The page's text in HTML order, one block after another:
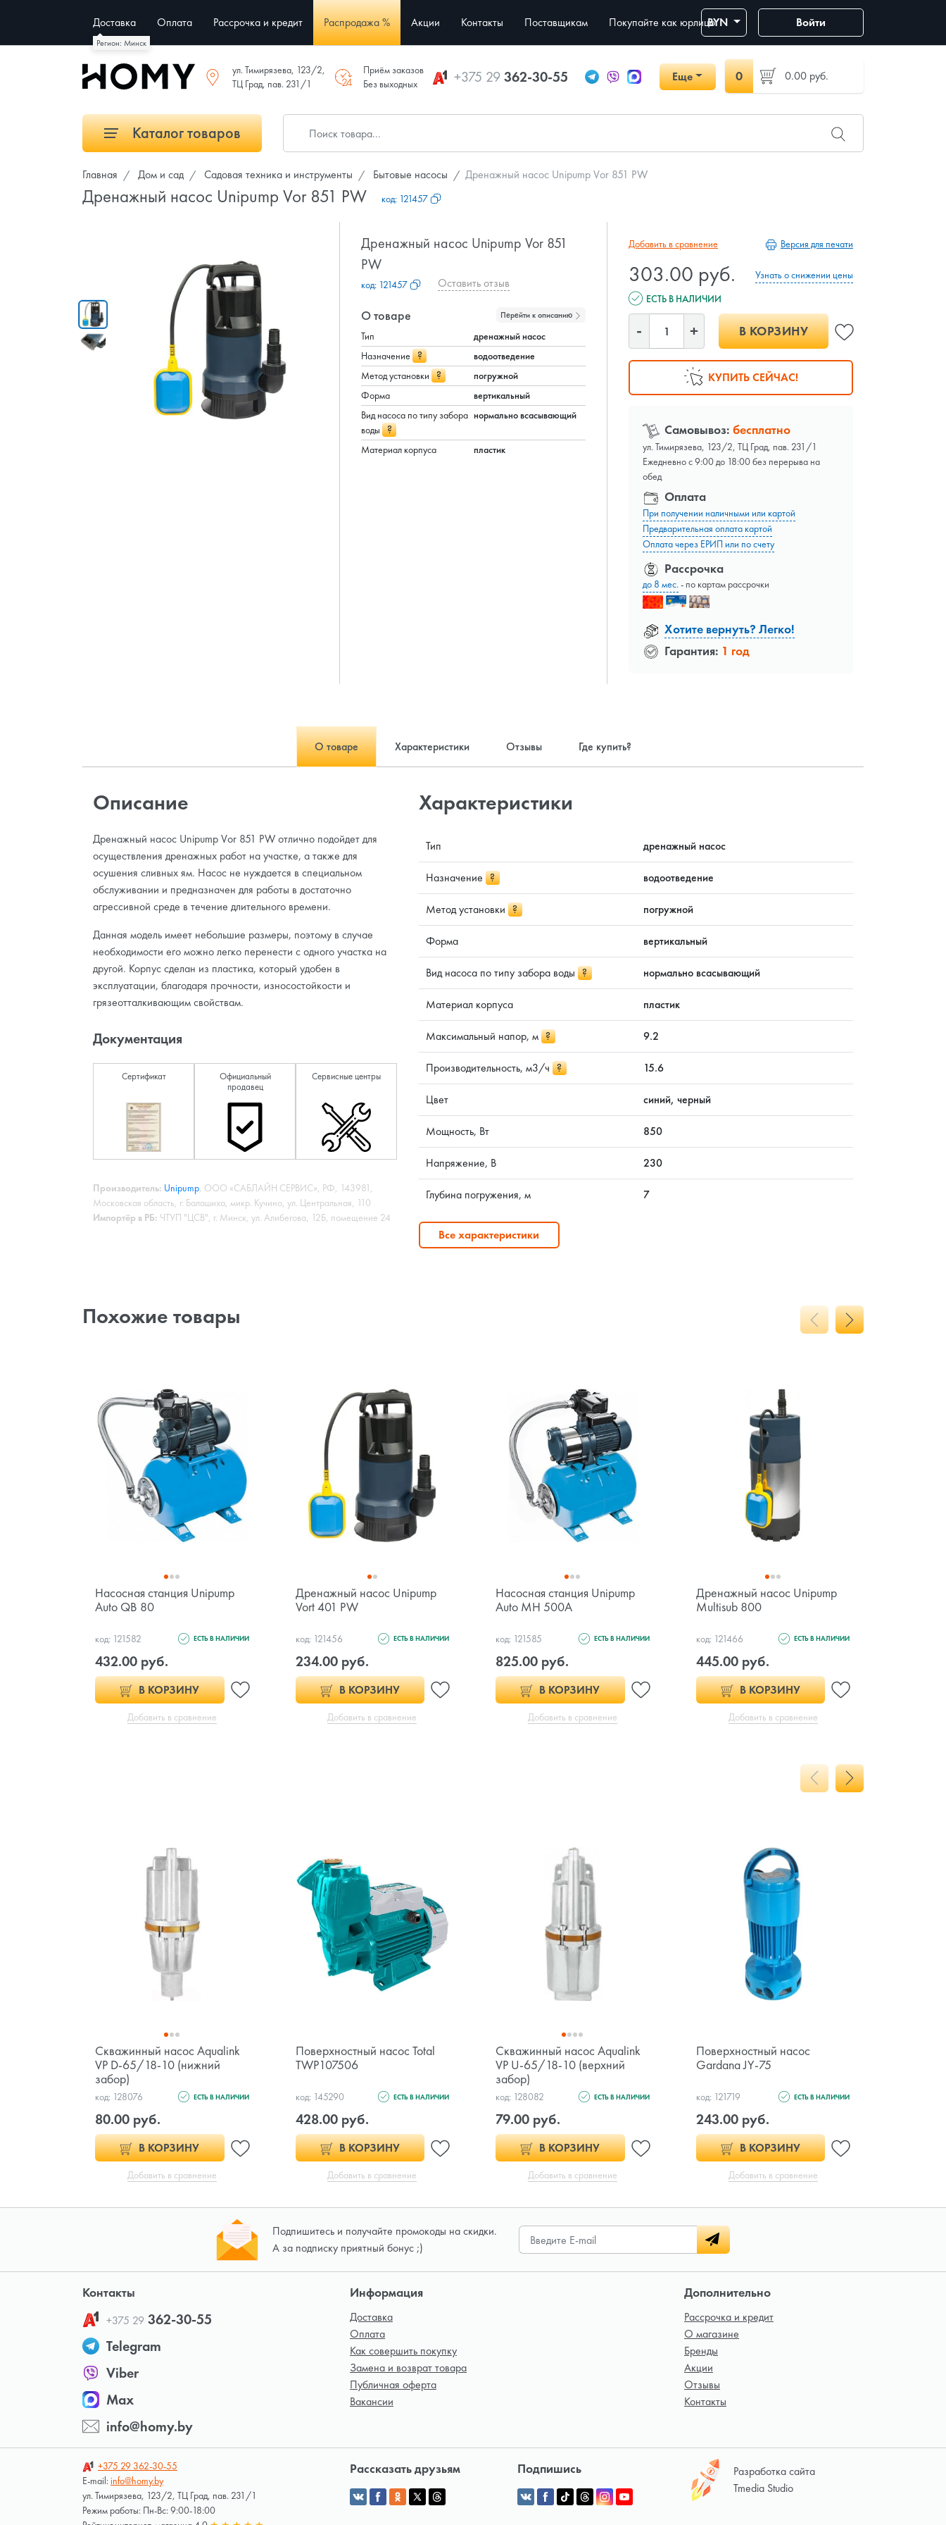
Регион: Минск
Доставка Оплата Рассрочка и кредит Распродажа % Акции Контакты Поставщикам Покупайте как юрлицоBYN Войти
ул. Тимирязева, 123/2,
ТЦ Град, пав. 231/1
Приём заказов
Без выходных
+375 29362-30-55 Еще 0 0.00 руб.
Каталог товаров
Главная Дом и сад Садовая техника и инструменты Бытовые насосы Дренажный насос Unipump Vor 851 PW
Дренажный насос Unipump Vor 851 PW код: 121457
Дренажный насос Unipump Vor 851
PW
код: 121457 Оставить отзыв
О товаре Перейти к описанию
Тип
дренажный насос
Назначение ?
водоотведение
Метод установки ?
погружной
Форма
вертикальный
Вид насоса по типу забора
воды ?
нормально всасывающий
Материал корпуса пластик
Добавить в сравнение Версия для печати
303.00 руб.
Узнать о снижении цены
ЕСТЬ В НАЛИЧИИ
В КОРЗИНУ
КУПИТЬ СЕЙЧАС!
Самовывоз: бесплатно
ул. Тимирязева, 123/2, ТЦ Град, пав. 231/1
Ежедневно с 9:00 до 18:00 без перерыва на
обед
Оплата
При получении наличными или картой
Предварительная оплата картой
Оплата через ЕРИП или по счету
Рассрочка
до 8 мес.- по картам рассрочки
Хотите вернуть? Легко!
Гарантия: 1 год
О товаре Характеристики Отзывы Где купить?
Описание
Дренажный насос Unipump Vor 851 PW отлично подойдет для
осуществления дренажных работ на участке, а также для
осушения сливных ям. Насос не нуждается в специальном
обслуживании и предназначен для работы в достаточно
агрессивной среде в течение длительного времени.
Данная модель имеет небольшие размеры, поэтому в случае
необходимости его можно легко перенести с одного участка на
другой. Корпус сделан из пластика, который удобен в
эксплуатации, благодаря прочности, износостойкости и
грязеотталкивающим свойствам.
Документация
Сертификат
Официальный
продавец
Сервисные центры
Производитель: Unipump, ООО «САБЛАЙН СЕРВИС», РФ, 143981,
Московская область, г. Балашиха, микр. Кучино, ул. Центральная, 110
Импортёр в РБ: ЧТУП "ЦСВ", г. Минск, ул. Алибегова, 12Б, помещение 24
Характеристики
Тип дренажный насос
Назначение ? водоотведение
Метод установки ? погружной
Форма вертикальный
Вид насоса по типу забора воды ? нормально всасывающий
Материал корпуса пластик
Максимальный напор, м ? 9.2
Производительность, м3/ч ? 15.6
Цвет синий, черный
Мощность, Вт 850
Напряжение, В 230
Глубина погружения, м 7
Все характеристики
Похожие товары
Насосная станция Unipump
Auto QB 80
код: 121582 ЕСТЬ В НАЛИЧИИ
432.00 руб.
В КОРЗИНУ
Добавить в сравнение
Дренажный насос Unipump
Vort 401 PW
код: 121456 ЕСТЬ В НАЛИЧИИ
234.00 руб.
В КОРЗИНУ
Добавить в сравнение
Насосная станция Unipump
Auto MH 500A
код: 121585 ЕСТЬ В НАЛИЧИИ
825.00 руб.
В КОРЗИНУ
Добавить в сравнение
Дренажный насос Unipump
Multisub 800
код: 121466 ЕСТЬ В НАЛИЧИИ
445.00 руб.
В КОРЗИНУ
Добавить в сравнение
Скважинный насос Aqualink
VP D-65/18-10 (нижний
забор)
код: 128076 ЕСТЬ В НАЛИЧИИ
80.00 руб.
В КОРЗИНУ
Добавить в сравнение
Поверхностный насос Total
TWP107506
код: 145290 ЕСТЬ В НАЛИЧИИ
428.00 руб.
В КОРЗИНУ
Добавить в сравнение
Скважинный насос Aqualink
VP U-65/18-10 (верхний
забор)
код: 128082 ЕСТЬ В НАЛИЧИИ
79.00 руб.
В КОРЗИНУ
Добавить в сравнение
Поверхностный насос
Gardana JY-75
код: 121719 ЕСТЬ В НАЛИЧИИ
243.00 руб.
В КОРЗИНУ
Добавить в сравнение
Подпишитесь и получайте промокоды на скидки.
А за подписку приятный бонус ;)
Контакты
+375 29 362-30-55
Telegram
Viber
Max
info@homy.by
Информация
Доставка
Оплата
Как совершить покупку
Замена и возврат товара
Публичная оферта
Вакансии
Дополнительно
Рассрочка и кредит
О магазине
Бренды
Акции
Отзывы
Контакты
+375 29 362-30-55
E-mail:info@homy.by
ул. Тимирязева, 123/2, ТЦ Град, пав. 231/1
Режим работы: Пн-Вс: 9:00-18:00
Рассказать друзьям Подпишись
Разработка сайта
Tmedia Studio